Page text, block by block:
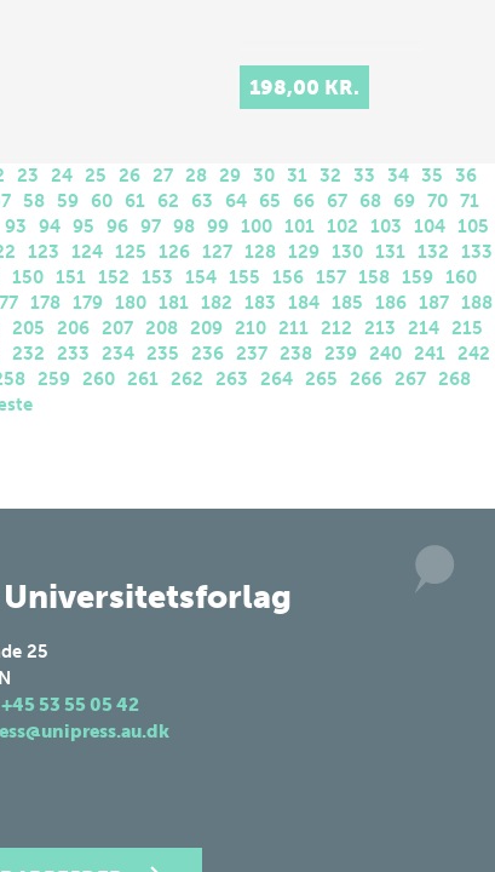
198,00 KR.
23 24 25 26 27 28 29 30 31 32 33 34 35
36
58 59 60 61 62 63 64 65 66 67 68 69 70 71
93 94 95 96 97 98 99 100 101 102 103 104 105
123 124 125 126 127 128 129 130 131 132
133
150 151 152 153 154 155 156 157 158 159 160
178 179 180 181 182 183 184 185 186 187 188
205 206 207 208 209 210 211 212 213 214 215
232 233 234 235 236 237 238 239 240 241 242
259 260 261 262 263 264 265 266 267 268
Universitetsforlag
25
+45 53 55 05 42